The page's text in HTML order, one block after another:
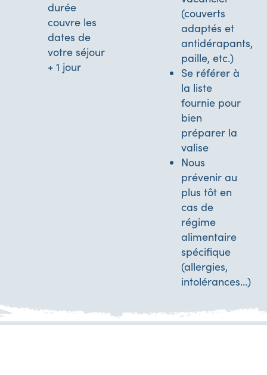
durée
couvre les
dates de
votre séjour
+ 1 jour
(couverts
adaptés et
antidérapants,
paille, etc.)
Se référer à
la liste
fournie pour
bien
préparer la
valise
Nous
prévenir au
plus tôt en
cas de
régime
alimentaire
spécifique
(allergies,
intolérances…)